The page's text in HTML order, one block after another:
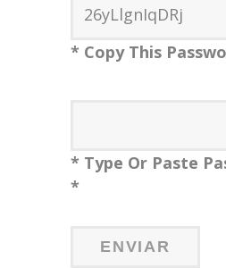
* Copy This
* Type Or Paste
*